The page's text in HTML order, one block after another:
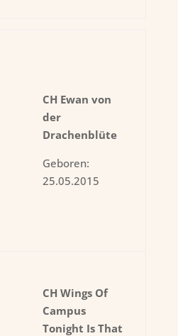
CH Ewan von
der
Drachenblüte
Geboren:
25.05.2015
CH Wings Of
Campus
Tonight Is That